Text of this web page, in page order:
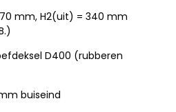
mm, H2(uit) = 340 mm
D400 (rubberen
buiseind